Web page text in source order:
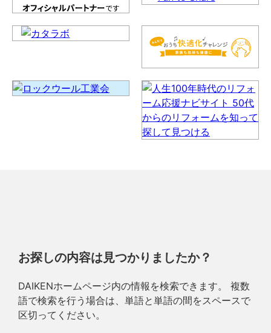
お探しの内容は見つかりましたか？
DAIKENホームページ内の情報を検索できます。 複数
語で検索を行う場合は、単語と単語の間をスペースで
区切ってください。